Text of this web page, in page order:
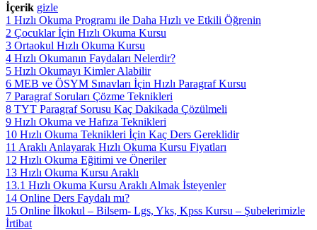
İçerik gizle
1 Hızlı Okuma Programı ile Daha Hızlı ve Etkili Öğrenin
2 Çocuklar İçin Hızlı Okuma Kursu
3 Ortaokul Hızlı Okuma Kursu
4 Hızlı Okumanın Faydaları Nelerdir?
5 Hızlı Okumayı Kimler Alabilir
6 MEB ve ÖSYM Sınavları İçin Hızlı Paragraf Kursu
7 Paragraf Soruları Çözme Teknikleri
8 TYT Paragraf Sorusu Kaç Dakikada Çözülmeli
9 Hızlı Okuma ve Hafıza Teknikleri
10 Hızlı Okuma Teknikleri İçin Kaç Ders Gereklidir
11 Araklı Anlayarak Hızlı Okuma Kursu Fiyatları
12 Hızlı Okuma Eğitimi ve Öneriler
13 Hızlı Okuma Kursu Araklı
13.1 Hızlı Okuma Kursu Araklı Almak İsteyenler
14 Online Ders Faydalı mı?
15 Online İlkokul – Bilsem- Lgs, Yks, Kpss Kursu – Şubelerimizle
İrtibat